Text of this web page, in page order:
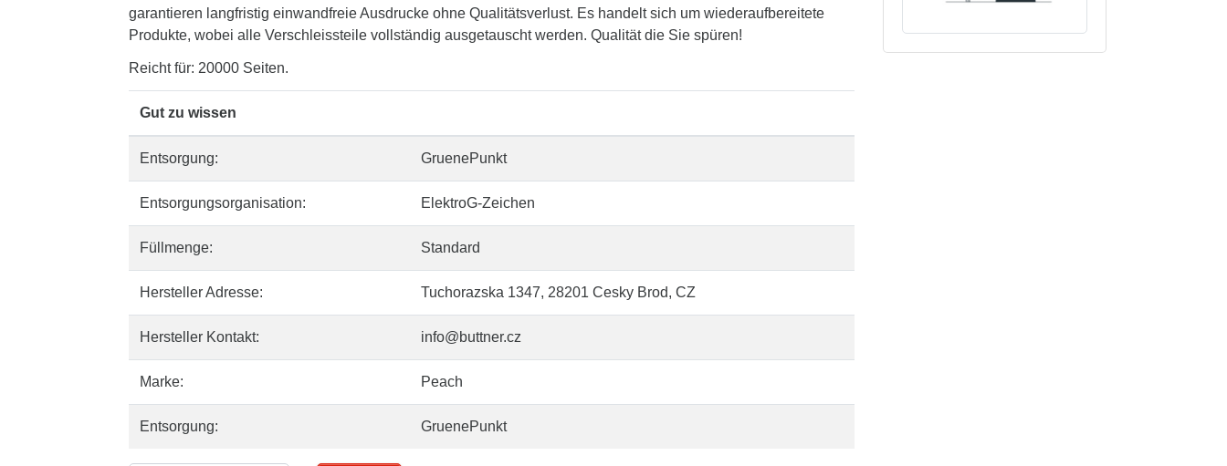
garantieren langfristig einwandfreie Ausdrucke ohne Qualitätsverlust. Es handelt sich um wiederaufbereitete
Produkte, wobei alle Verschleissteile vollständig ausgetauscht werden. Qualität die Sie spüren!
Reicht für: 20000 Seiten.
Gut zu wissen
Entsorgung: GruenePunkt
Entsorgungsorganisation: ElektroG-Zeichen
Füllmenge: Standard
Hersteller Adresse: Tuchorazska 1347, 28201 Cesky Brod, CZ
Hersteller Kontakt: info@buttner.cz
Marke: Peach
Entsorgung: GruenePunkt